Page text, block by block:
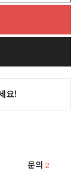
문의 2